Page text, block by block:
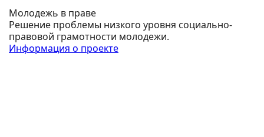
Молодежь в праве
Решение проблемы низкого уровня социально-
правовой грамотности молодежи.
Информация о проекте